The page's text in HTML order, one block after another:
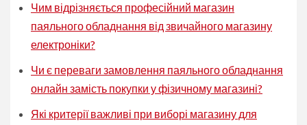
Чим відрізняється професійний магазин
паяльного обладнання від звичайного магазину
електроніки?
Чи є переваги замовлення паяльного обладнання
онлайн замість покупки у фізичному магазині?
Які критерії важливі при виборі магазину для